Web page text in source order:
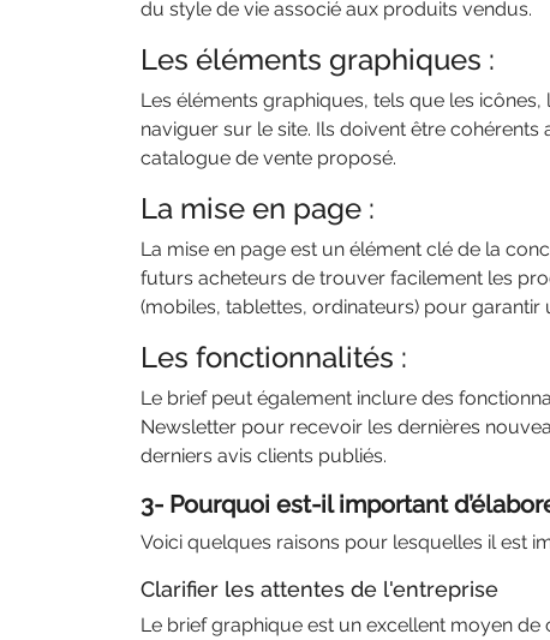
du style de vie associé aux produits vendus.
Les éléments graphiques :
Les éléments graphiques, tels que les
naviguer sur le site. Ils doivent être
catalogue de vente proposé.
La mise en page :
La mise en page est un élément clé de la
futurs acheteurs de trouver facilement les
(mobiles, tablettes, ordinateurs) pour garantir
Les fonctionnalités :
Le brief peut également inclure des
Newsletter pour recevoir les dernières
derniers avis clients publiés.
3- Pourquoi est-il important
Voici quelques raisons pour lesquelles il est
Clarifier les attentes de l'entreprise
Le brief graphique est un excellent moyen